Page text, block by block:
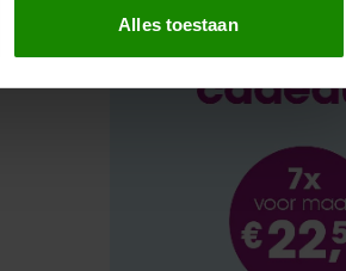
social media te bieden en om ons
andere informatie die u aan ze heeft
gaat akkoord met onze cookies als u
Alles toestaan